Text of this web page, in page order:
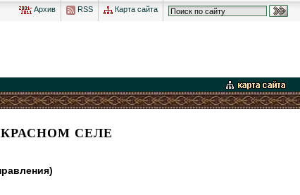
Архив RSS Карта сайта
СЕЛЕ